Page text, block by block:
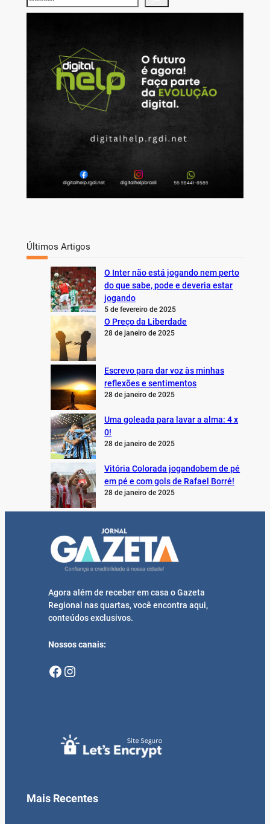
e
Últimos Artigos
O Inter não está jogando nem perto
do que sabe, pode e deveria estar
jogando
5 de fevereiro de 2025
O Preço da Liberdade
28 de janeiro de 2025
Escrevo para dar voz às minhas
reflexões e sentimentos
28 de janeiro de 2025
Uma goleada para lavar a alma: 4 x
0!
28 de janeiro de 2025
Vitória Colorada jogandobem de pé
em pé e com gols de Rafael Borré!
28 de janeiro de 2025
Agora além de receber em casa o Gazeta
Regional nas quartas, você encontra aqui,
conteúdos exclusivos.
Nossos canais:
Facebook Instagram
Mais Recentes